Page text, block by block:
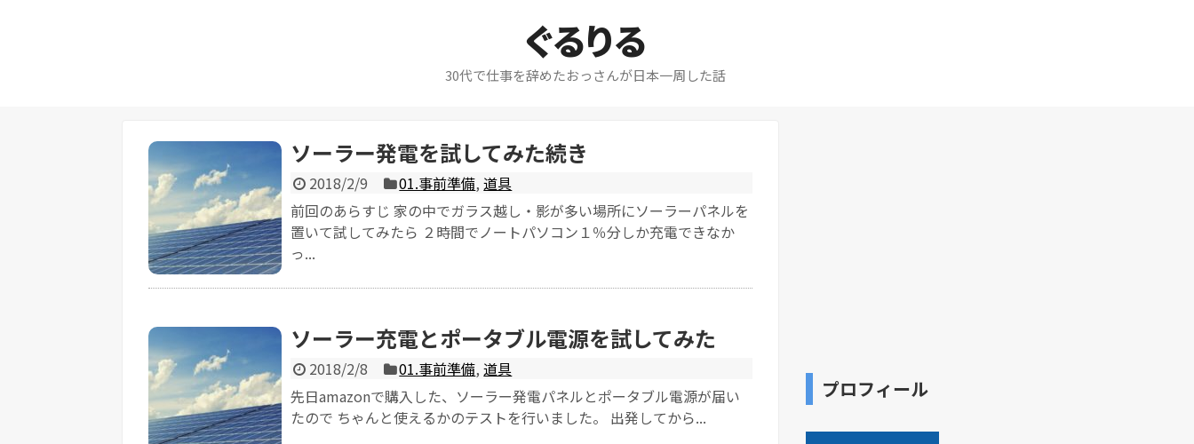
ぐるりる
30代で仕事を辞めたおっさんが日本一周した話
ソーラー発電を試してみた続き
2018/2/9 01.事前準備,道具
前回のあらすじ 家の中でガラス越し・影が多い場所にソーラーパネルを
置いて試してみたら ２時間でノートパソコン１％分しか充電できなか
っ...
ソーラー充電とポータブル電源を試してみた
2018/2/8 01.事前準備,道具
先日amazonで購入した、ソーラー発電パネルとポータブル電源が届い
たので ちゃんと使えるかのテストを行いました。 出発してから...
プロフィール